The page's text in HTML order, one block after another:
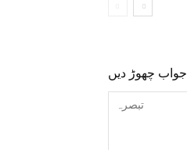
جواب چھوڑ دیں